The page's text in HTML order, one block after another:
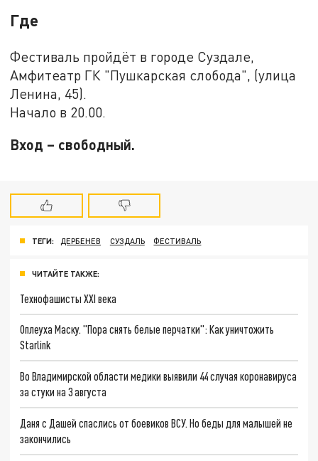
Где
Фестиваль пройдёт в городе Суздале,
Амфитеатр ГК "Пушкарская слобода", (улица
Ленина, 45).
Начало в 20.00.
Вход – свободный.
ТЕГИ: ДЕРБЕНЕВ СУЗДАЛЬ ФЕСТИВАЛЬ
ЧИТАЙТЕ ТАКЖЕ:
Технофашисты XXI века
Оплеуха Маску. "Пора снять белые перчатки": Как уничтожить
Starlink
Во Владимирской области медики выявили 44 случая коронавируса
за стуки на 3 августа
Даня с Дашей спаслись от боевиков ВСУ. Но беды для малышей не
закончились